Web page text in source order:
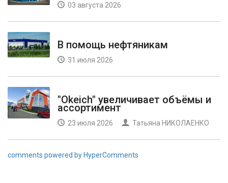
03 августа 2026
В помощь нефтяникам
31 июля 2026
"Okeich" увеличивает объёмы и
ассортимент
23 июля 2026 Татьяна НИКОЛАЕНКО
comments powered by HyperComments